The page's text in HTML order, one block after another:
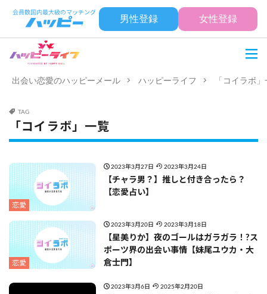
男性登録 女性登録
出会い恋愛のハッピーメール ハッピーライフ 「コイラボ
TAG
「コイラボ」一覧
恋愛
2023年3月27日 2023年3月24日
【チャラ男？】推しと付き合ったら？
【恋愛占い】
恋愛
2023年3月20日 2023年3月18日
【星美りか】夜のゴールはガラガラ！?ス
ポーツ界の出会い事情【妹尾ユウカ・大
倉士門】
2023年3月6日 2025年2月20日